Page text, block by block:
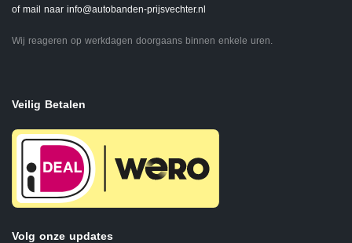
of mail naar info@autobanden-prijsvechter.nl
Wij reageren op werkdagen doorgaans binnen enkele uren.
Veilig Betalen
Volg onze updates